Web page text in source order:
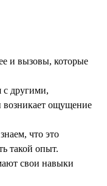
и вызовы, которые
с другими,
возникает ощущение
что это
такой опыт.
свои навыки